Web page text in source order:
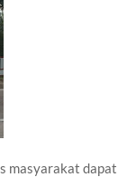
masyarakat dapat